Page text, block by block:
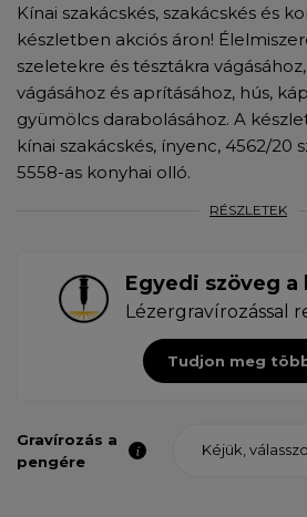
Kínai szakácskés, szakácskés és
készletben akciós áron!
szeletekre és tésztákra
vágásához és aprításához, hús,
gyümölcs darabolásához. A
kínai szakácskés, ínyenc, 4562/20
5558-as konyhai olló.
RÉSZLETEK
Egyedi szöveg a
Lézergravírozással
Tudjon meg
Gravírozás a
pengére
Kéjük,